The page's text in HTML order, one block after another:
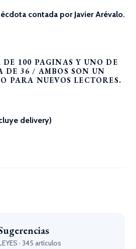
contada por Javier Arévalo.
100 PAGINAS Y UNO DE
DE 36 / AMBOS SON UN
PARA NUEVOS LECTORES.
delivery)
· 345 artículos